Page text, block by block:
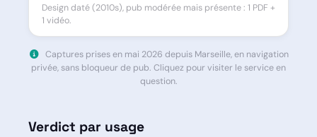
Design daté (2010s), pub modérée mais présente : 1 PDF +
1 vidéo.
Captures prises en mai 2026 depuis Marseille, en navigation
privée, sans bloqueur de pub. Cliquez pour visiter le service en
question.
Verdict par usage